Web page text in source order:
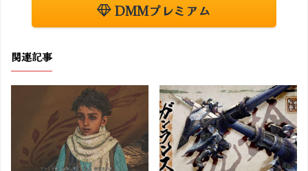
DMMプレミアム
関連記事